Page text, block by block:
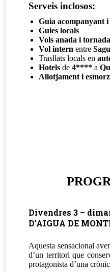
Serveis inclosos:
Guia acompanyant i
Guies locals
Vols anada i tornada
Vol intern entre
Trasllats locals en
Hotels de 4**** a
Allotjament i
Divendres 3 –
D’AIGUA DE
Aquesta sensacional
d’un territori que
protagonista d’una